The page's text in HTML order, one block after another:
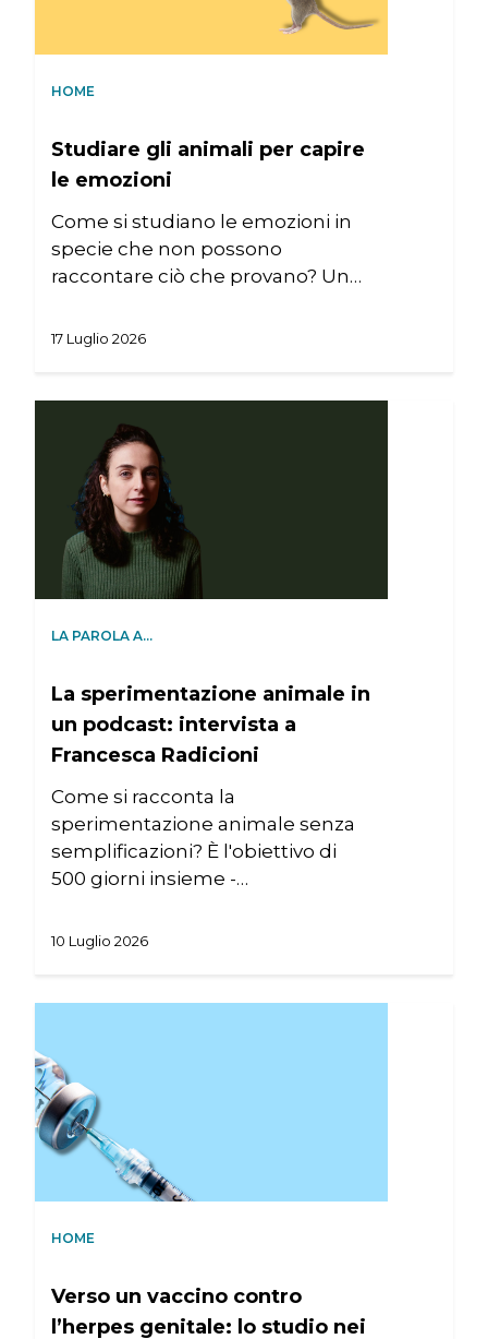
HOME
Studiare gli animali per capire
le emozioni
Come si studiano le emozioni in
specie che non possono
raccontare ciò che provano? Un…
17 Luglio 2026
LA PAROLA A…
La sperimentazione animale in
un podcast: intervista a
Francesca Radicioni
Come si racconta la
sperimentazione animale senza
semplificazioni? È l'obiettivo di
500 giorni insieme -…
10 Luglio 2026
HOME
Verso un vaccino contro
l’herpes genitale: lo studio nei